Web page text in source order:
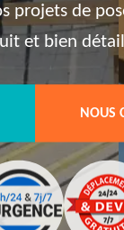
projets de
et bien
NOUS